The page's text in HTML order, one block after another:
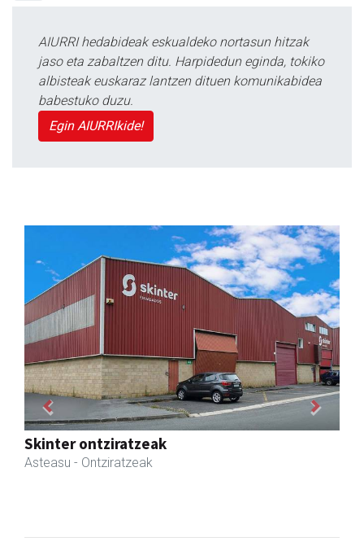
AIURRI hedabideak eskualdeko nortasun hitzak
jaso eta zabaltzen ditu. Harpidedun eginda, tokiko
albisteak euskaraz lantzen dituen komunikabidea
babestuko duzu.
Egin AIURRIkide!
Ormazabal garraioak
Asteasu - Garraioak
Previous Next